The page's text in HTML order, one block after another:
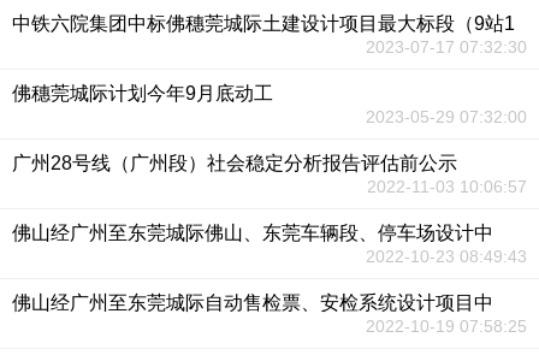
中铁六院集团中标佛穗莞城际土建设计项目最大标段（9站1
2023-07-17 07:32:30
佛穗莞城际计划今年9月底动工
2023-05-29 07:32:00
广州28号线（广州段）社会稳定分析报告评估前公示
2022-11-03 10:06:57
佛山经广州至东莞城际佛山、东莞车辆段、停车场设计中
2022-10-23 08:49:43
佛山经广州至东莞城际自动售检票、安检系统设计项目中
2022-10-19 07:58:25